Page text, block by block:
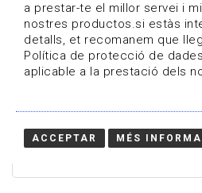
Convocatòries, activitats i
cultura.
a prestar-te el millor servei i
nostres productos.si estàs
detalls, et recomanem que
Política de protecció de
aplicable a la prestació dels
ACCEPTAR MÉS